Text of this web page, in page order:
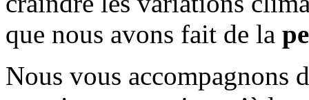
que nous avons fait de la
Nous vous accompagnons